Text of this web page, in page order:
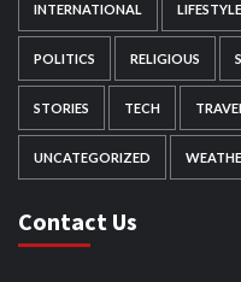
INTERNATIONAL LIFESTYLE
POLITICS RELIGIOUS
STORIES TECH
UNCATEGORIZED
Contact Us